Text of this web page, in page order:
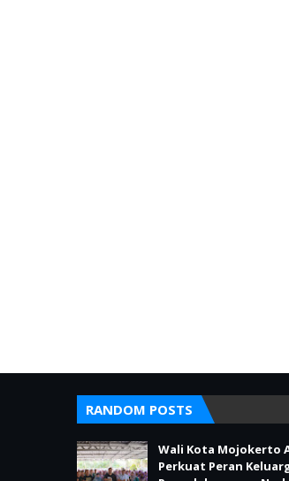
RANDOM POSTS
Wali Kota Mojokerto
Perkuat Peran